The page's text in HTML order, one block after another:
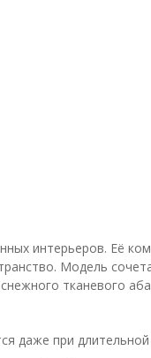
интерьеров. Её
Модель
тканевого
даже при